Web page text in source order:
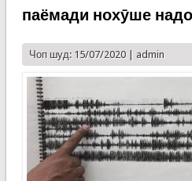
паёмади нохӯше
Чоп шуд: 15/07/2020 | admin